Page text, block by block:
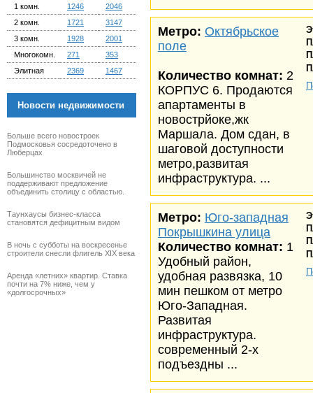
1 комн.
1246
2046
2 комн.
1721
3147
3 комн.
1928
2001
Многокомн.
271
353
Элитная
2369 1467
Новости недвижимости
Больше всего новостроек
Подмосковья сосредоточено в
Люберцах
Большинство москвичей не
поддерживают предложение
объединить столицу с областью.
Таунхаусы бизнес-класса
становятся дефицитным видом
В ночь с субботы на воскресенье
строители снесли флигель XIX века
Аренда «летних» квартир. Ставка
почти на 7% ниже, чем у
«долгосрочных»
Метро: Октябрьское
поле
Количество комнат: 2
КОРПУС 6. Продаются
апартаменты в
новострйоке,жк
Маршала. Дом сдан, в
шаговой доступности
метро,развитая
инфраструктура. ...
Метро: Юго-западная
Покрышкина улица
Количество комнат: 1
Удобный район,
удобная развязка, 10
мин пешком от метро
Юго-Западная.
Развитая
инфраструктура.
современный 2-х
подъездны ...